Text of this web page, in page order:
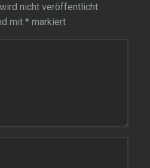
nicht veröffentlicht.
mit *markiert